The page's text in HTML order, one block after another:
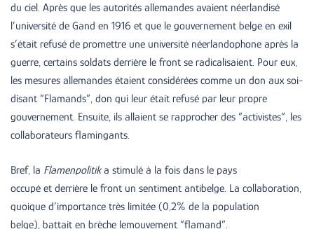
du ciel. Après que les autorités allemandes avaient néerlandisé
l’université de Gand en 1916 et que le gouvernement belge en exil
s’était refusé de promettre une université néerlandophone après la
guerre, certains soldats derrière le front se radicalisaient. Pour eux,
les mesures allemandes étaient considérées comme un don aux soi-
disant “Flamands”, don qui leur était refusé par leur propre
gouvernement. Ensuite, ils allaient se rapprocher des “activistes”, les
collaborateurs flamingants.
Bref, la Flamenpolitika stimulé à la fois dans le pays
occupé et derrière le front un sentiment antibelge. La collaboration,
quoique d’importance très limitée (0,2% de la population
belge), battait en brèche lemouvement “flamand”.